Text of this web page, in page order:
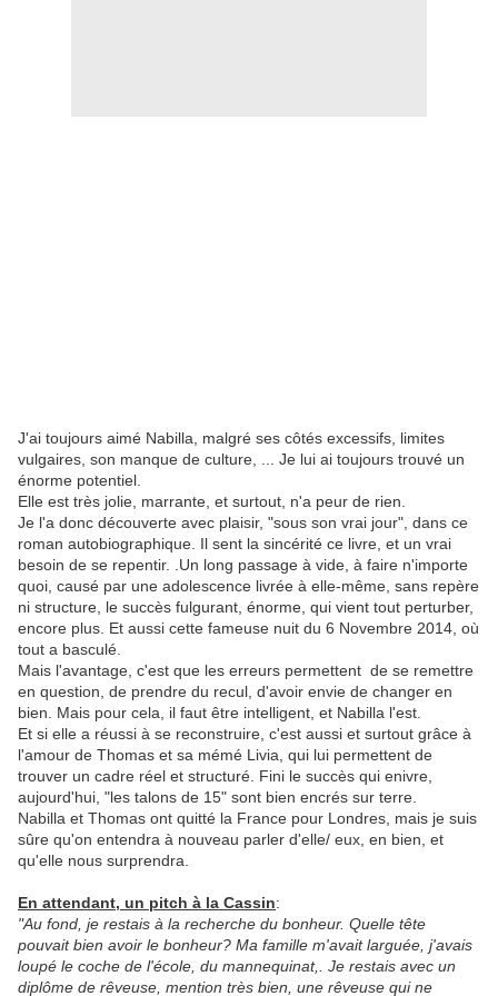
J'ai toujours aimé Nabilla, malgré ses côtés excessifs, limites
vulgaires, son manque de culture, ... Je lui ai toujours trouvé un
énorme potentiel.
Elle est très jolie, marrante, et surtout, n'a peur de rien.
Je l'a donc découverte avec plaisir, "sous son vrai jour", dans ce
roman autobiographique. Il sent la sincérité ce livre, et un vrai
besoin de se repentir. .Un long passage à vide, à faire n'importe
quoi, causé par une adolescence livrée à elle-même, sans repère
ni structure, le succès fulgurant, énorme, qui vient tout perturber,
encore plus. Et aussi cette fameuse nuit du 6 Novembre 2014, où
tout a basculé.
Mais l'avantage, c'est que les erreurs permettent de se remettre
en question, de prendre du recul, d'avoir envie de changer en
bien. Mais pour cela, il faut être intelligent, et Nabilla l'est.
Et si elle a réussi à se reconstruire, c'est aussi et surtout grâce à
l'amour de Thomas et sa mémé Livia, qui lui permettent de
trouver un cadre réel et structuré. Fini le succès qui enivre,
aujourd'hui, "les talons de 15" sont bien encrés sur terre.
Nabilla et Thomas ont quitté la France pour Londres, mais je suis
sûre qu'on entendra à nouveau parler d'elle/ eux, en bien, et
qu'elle nous surprendra.
En attendant, un pitch à la Cassin:
"Au fond, je restais à la recherche du bonheur. Quelle tête
pouvait bien avoir le bonheur? Ma famille m'avait larguée, j'avais
loupé le coche de l'école, du mannequinat,. Je restais avec un
diplôme de rêveuse, mention très bien, une rêveuse qui ne